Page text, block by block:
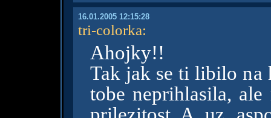
16.01.2005 12:15:28
tri-colorka:
Ahojky!!
Tak jak se ti libilo na
tobe neprihlasila,